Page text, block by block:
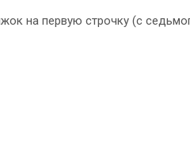
на первую строчку (с